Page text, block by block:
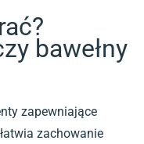
bawełny
zapewniające
zachowanie